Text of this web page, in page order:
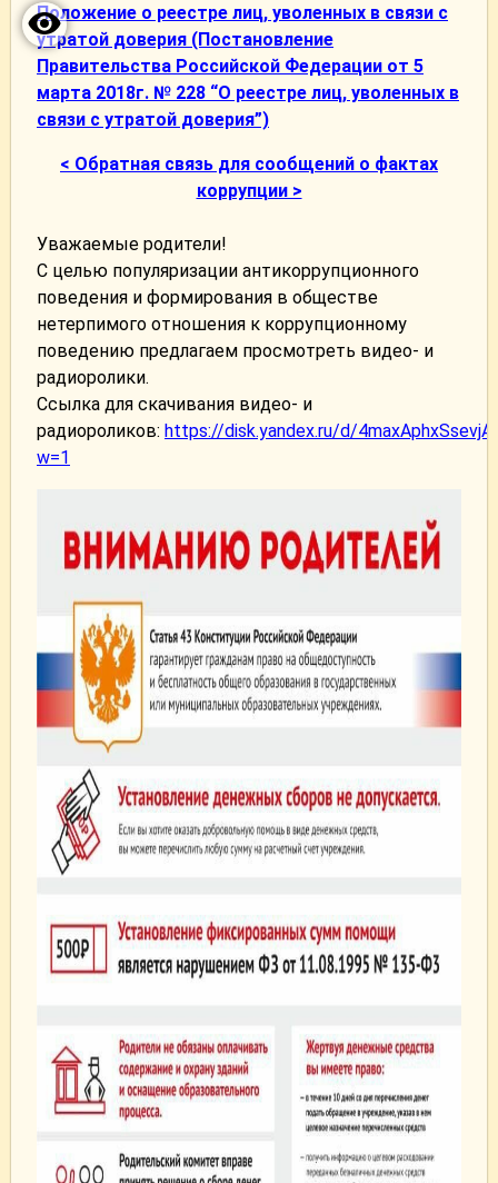
Положение о реестре лиц, уволенных в связи с
утратой доверия (Постановление
Правительства Российской Федерации от 5
марта 2018г. № 228 “О реестре лиц, уволенных в
связи с утратой доверия”)
< Обратная связь для сообщений о фактах
коррупции >
Уважаемые родители!
С целью популяризации антикоррупционного
поведения и формирования в обществе
нетерпимого отношения к коррупционному
поведению предлагаем просмотреть видео- и
радиоролики.
Ссылка для скачивания видео- и
радиороликов: https://disk.yandex.ru/d/
w=1